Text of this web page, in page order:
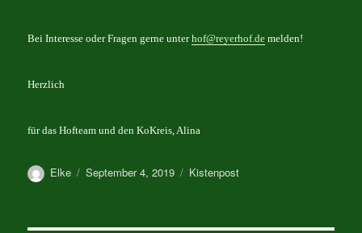
Bei Interesse oder Fragen gerne unterhof@reyerhof.de melden!
Herzlich
für das Hofteam und den KoKreis, Alina
Autor
Elke
Veröffentlicht
September 4, 2019 Kategorien
Kistenpost